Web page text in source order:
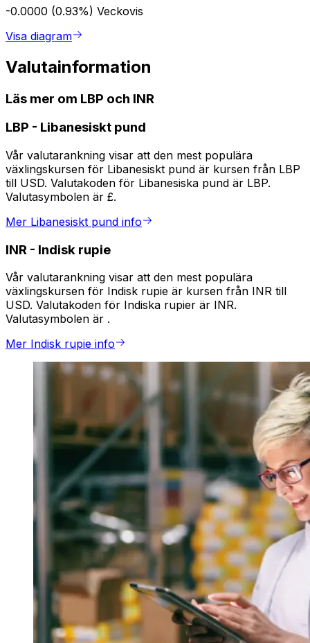
-0.0000 (0.93%) Veckovis
Visa diagram
Valutainformation
Läs mer om LBP och INR
LBP - Libanesiskt pund
Vår valutarankning visar att den mest populära
växlingskursen för Libanesiskt pund är kursen från LBP
till USD. Valutakoden för Libanesiska pund är LBP.
Valutasymbolen är £.
Mer Libanesiskt pund info
INR - Indisk rupie
Vår valutarankning visar att den mest populära
växlingskursen för Indisk rupie är kursen från INR till
USD. Valutakoden för Indiska rupier är INR.
Valutasymbolen är ₹.
Mer Indisk rupie info